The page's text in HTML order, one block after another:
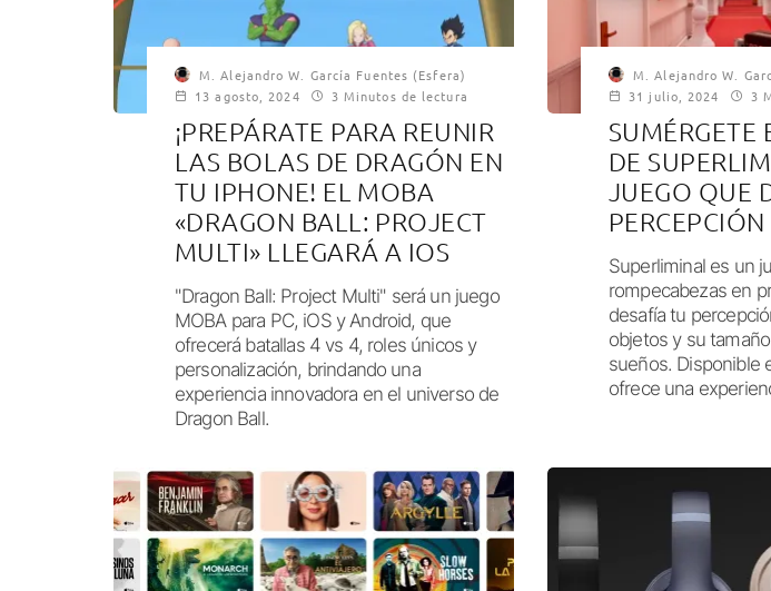
M. Alejandro W. García Fuentes (Esfera)
13 agosto, 2024
3 Minutos de lectura
¡PREPÁRATE PARA REUNIR
LAS BOLAS DE DRAGÓN EN
TU IPHONE! EL MOBA
«DRAGON BALL: PROJECT
MULTI» LLEGARÁ A IOS
"Dragon Ball: Project Multi" será un juego
MOBA para PC, iOS y Android, que
ofrecerá batallas 4 vs 4, roles únicos y
personalización, brindando una
experiencia innovadora en el universo de
Dragon Ball.
M. Alejandro W.
31 julio, 2024
3
SUMÉRGETE
DE
JUEGO QUE
Superliminal es un
rompecabezas en
desafía tu
objetos y su
sueños. Disponible
ofrece una